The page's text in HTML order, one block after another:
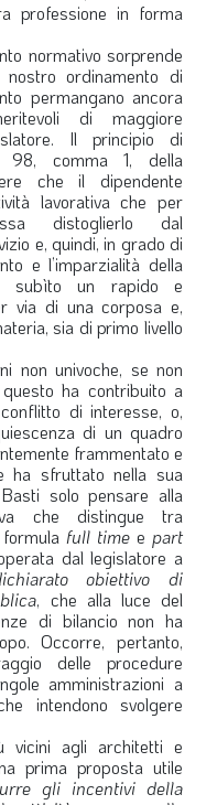
professione in forma
normativo sorprende
ordinamento di
permangano ancora
di maggiore
Il principio di
98, comma 1, della
che il dipendente
lavorativa che per
distoglierlo dal
e, quindi, in grado di
e l’imparzialità della
subìto un rapido e
via di una corposa e,
sia di primo livello
non univoche, se non
ha contribuito a
di interesse, o,
di un quadro
frammentato e
ha sfruttato nella sua
solo pensare alla
che distingue tra
full time e part
dal legislatore a
obiettivo di
, che alla luce del
di bilancio non ha
Occorre, pertanto,
delle procedure
amministrazioni a
intendono svolgere
vicini agli architetti e
prima proposta utile
gli incentivi della